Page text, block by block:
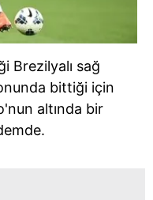
Brezilyalı sağ
bittiği için
altında bir